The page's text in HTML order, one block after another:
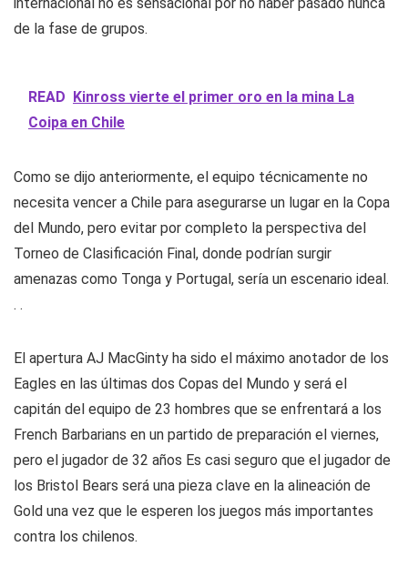
de la fase de grupos.
READ Kinross vierte el primer oro en la mina La
Coipa en Chile
Como se dijo anteriormente, el equipo técnicamente no
necesita vencer a Chile para asegurarse un lugar en la Copa
del Mundo, pero evitar por completo la perspectiva del
Torneo de Clasificación Final, donde podrían surgir
amenazas como Tonga y Portugal, sería un escenario ideal.
. .
El apertura AJ MacGinty ha sido el máximo anotador de los
Eagles en las últimas dos Copas del Mundo y será el
capitán del equipo de 23 hombres que se enfrentará a los
French Barbarians en un partido de preparación el viernes,
pero el jugador de 32 años Es casi seguro que el jugador de
los Bristol Bears será una pieza clave en la alineación de
Gold una vez que le esperen los juegos más importantes
contra los chilenos.